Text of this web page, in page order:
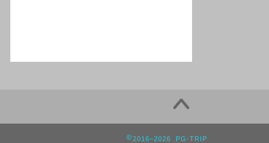
2016–2026 PG-TRIP